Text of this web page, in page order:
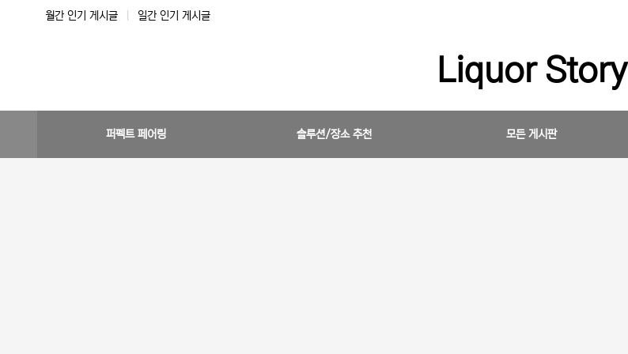
월간 인기 게시글 일간 인기 게시글
Liquor Story
퍼펙트 페어링 솔루션/장소 추천 모든 게시판